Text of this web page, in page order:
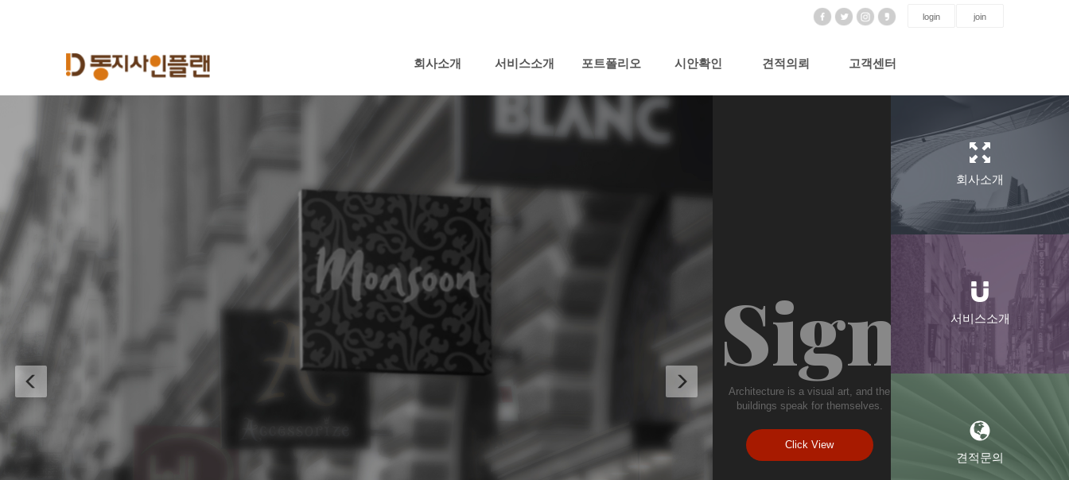
login join
회사소개 서비스소개 포트폴리오 시안확인 견적의뢰 고객센터
Sign
Architecture is a visual art, and the
buildings speak for themselves.
Click View
회사소개
서비스소개
견적문의